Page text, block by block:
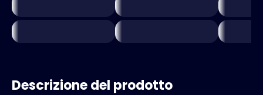
Descrizione del prodotto